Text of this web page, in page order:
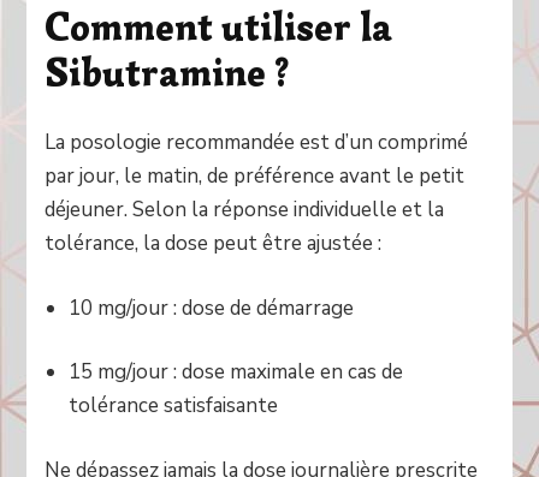
Comment utiliser la
Sibutramine ?
La posologie recommandée est d’un comprimé
par jour, le matin, de préférence avant le petit
déjeuner. Selon la réponse individuelle et la
tolérance, la dose peut être ajustée :
10 mg/jour : dose de démarrage
15 mg/jour : dose maximale en cas de
tolérance satisfaisante
Ne dépassez jamais la dose journalière prescrite